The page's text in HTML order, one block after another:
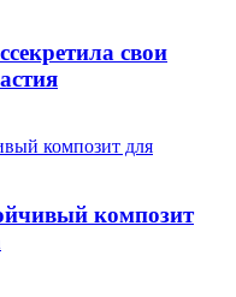
свои
композит